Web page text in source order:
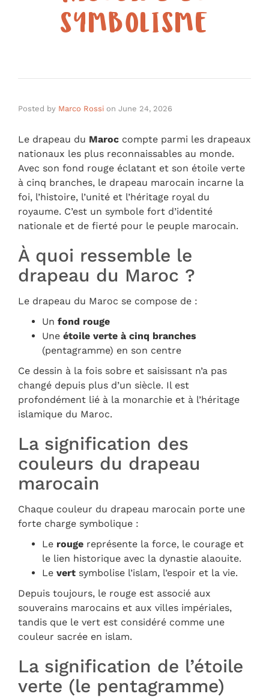
SYMBOLISME
Posted by Marco Rossi on June 24, 2026
Le drapeau du Maroc compte parmi les drapeaux
nationaux les plus reconnaissables au monde.
Avec son fond rouge éclatant et son étoile verte
à cinq branches, le drapeau marocain incarne la
foi, l’histoire, l’unité et l’héritage royal du
royaume. C’est un symbole fort d’identité
nationale et de fierté pour le peuple marocain.
À quoi ressemble le
drapeau du Maroc ?
Le drapeau du Maroc se compose de :
Un fond rouge
Une étoile verte à cinq branches
(pentagramme) en son centre
Ce dessin à la fois sobre et saisissant n’a pas
changé depuis plus d’un siècle. Il est
profondément lié à la monarchie et à l’héritage
islamique du Maroc.
La signification des
couleurs du drapeau
marocain
Chaque couleur du drapeau marocain porte une
forte charge symbolique :
Le rouge représente la force, le courage et
le lien historique avec la dynastie alaouite.
Le vert symbolise l’islam, l’espoir et la vie.
Depuis toujours, le rouge est associé aux
souverains marocains et aux villes impériales,
tandis que le vert est considéré comme une
couleur sacrée en islam.
La signification de l’étoile
verte (le pentagramme)